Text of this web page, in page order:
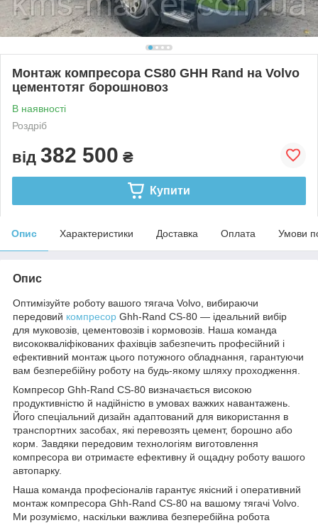
Монтаж компресора CS80 GHH Rand на Volvo
цементотяг борошновоз
В наявності
Роздріб
від 382 500 ₴
Купити
Опис Характеристики Доставка Оплата Умови
Опис
Оптимізуйте роботу вашого тягача Volvo, вибираючи
передовий компресор Ghh-Rand CS-80 — ідеальний вибір
для муковозів, цементовозів і кормовозів. Наша команда
висококваліфікованих фахівців забезпечить професійний і
ефективний монтаж цього потужного обладнання, гарантуючи
вам безперебійну роботу на будь-якому шляху проходження.
Компресор Ghh-Rand CS-80 визначається високою
продуктивністю й надійністю в умовах важких навантажень.
Його спеціальний дизайн адаптований для використання в
транспортних засобах, які перевозять цемент, борошно або
корм. Завдяки передовим технологіям виготовлення
компресора ви отримаєте ефективну й ощадну роботу вашого
автопарку.
Наша команда професіоналів гарантує якісний і оперативний
монтаж компресора Ghh-Rand CS-80 на вашому тягачі Volvo.
Ми розуміємо, наскільки важлива безперебійна робота